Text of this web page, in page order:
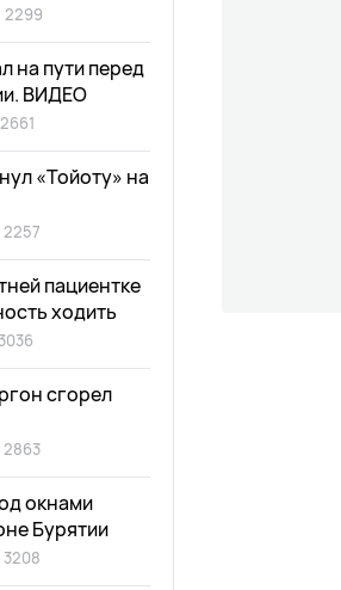
2299
на пути перед
ВИДЕО
2661
«Тойоту» на
2257
пациентке
ходить
3036
сгорел
2863
окнами
Бурятии
3208